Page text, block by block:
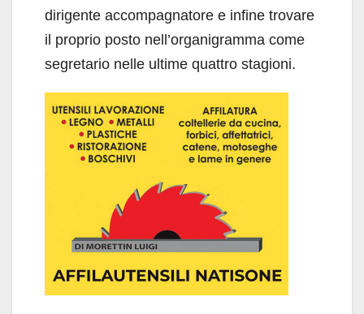
dirigente accompagnatore e infine trovare
il proprio posto nell’organigramma come
segretario nelle ultime quattro stagioni.